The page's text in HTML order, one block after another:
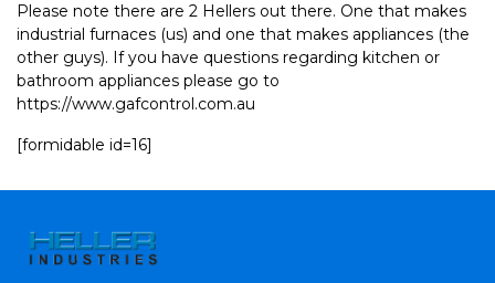
Please note there are 2 Hellers out there. One that makes
industrial furnaces (us) and one that makes appliances (the
other guys). If you have questions regarding kitchen or
bathroom appliances please go to
https://www.gafcontrol.com.au
[formidable id=16]